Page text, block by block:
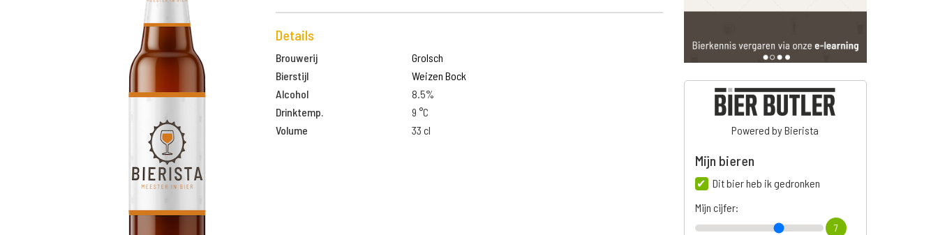
Details
Brouwerij
Grolsch
Bierstijl
Weizen Bock
Alcohol
8.5%
Drinktemp.
9 °C
Volume
33 cl Powered by Bierista
Mijn bieren
Dit bier heb ik gedronken
Mijn cijfer:
7